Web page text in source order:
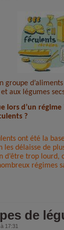
groupe
aux légumes
lors d’un
?
ont été la
les délaisse de
d’être trop lourd,
régimes
de
17:31